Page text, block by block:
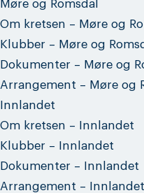
Møre og Romsdal
Om kretsen – Møre og
Klubber – Møre og
Dokumenter – Møre og
Arrangement – Møre og
Innlandet
Om kretsen – Innlandet
Klubber – Innlandet
Dokumenter – Innlandet
Arrangement – Innlandet